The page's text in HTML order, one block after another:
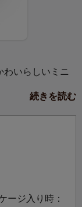
わいらしいミニ
んでお使いいた
ードに飾っ
スマス。「かく
たちのイラス
続きを読む
ージ入り時：